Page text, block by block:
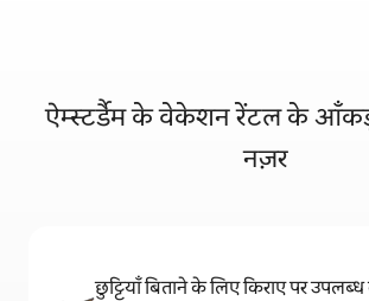
ऐम्स्टर्डैम के वेकेशन रेंटल के
नज़र
छुट्टियाँ बिताने के लिए किराए पर